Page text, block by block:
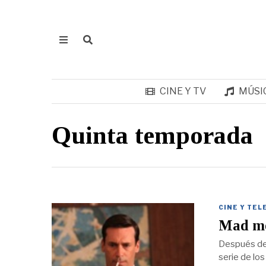
CINE Y TV
Quinta temporada
CINE Y
Mad
Después
serie de